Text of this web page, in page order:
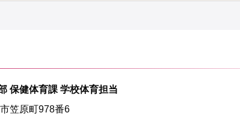
保健体育課 学校体育担当
笠原町978番6